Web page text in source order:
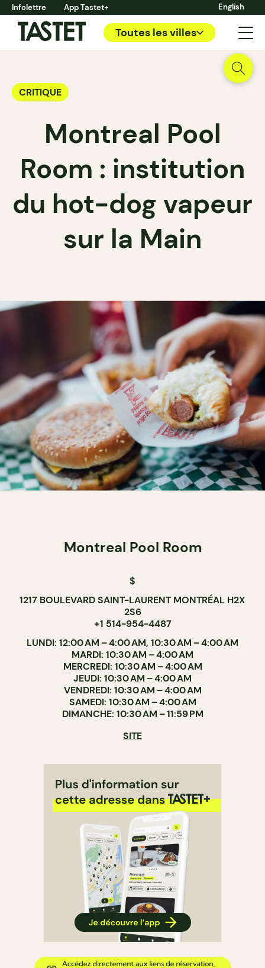
Infolettre App Tastet+ English
Toutes les villes
CRITIQUE
Montreal Pool
Room : institution
du hot-dog vapeur
sur la Main
Montreal Pool Room
$
1217 BOULEVARD SAINT-LAURENT MONTRÉAL H2X
2S6
+1 514-954-4487
LUNDI: 12:00 AM – 4:00 AM, 10:30 AM – 4:00 AM
MARDI: 10:30 AM – 4:00 AM
MERCREDI: 10:30 AM – 4:00 AM
JEUDI: 10:30 AM – 4:00 AM
VENDREDI: 10:30 AM – 4:00 AM
SAMEDI: 10:30 AM – 4:00 AM
DIMANCHE: 10:30 AM – 11:59 PM
SITE